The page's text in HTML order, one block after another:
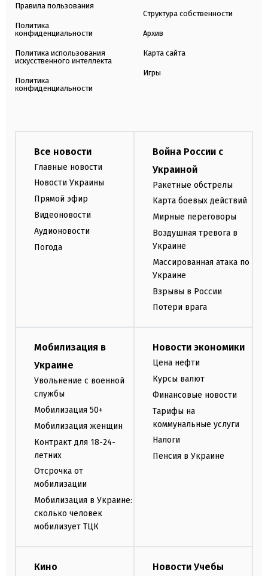
Правила пользования
Политика
конфиденциальности
Политика использования
искусственного интеллекта
Политика
конфиденциальности
Структура собственности
Архив
Карта сайта
Игры
Все новости
Главные новости
Новости Украины
Прямой эфир
Видеоновости
Аудионовости
Погода
Война России с
Украиной
Ракетные обстрелы
Карта боевых действий
Мирные переговоры
Воздушная тревога в
Украине
Массированная атака по
Украине
Взрывы в России
Потери врага
Мобилизация в
Украине
Увольнение с военной
службы
Мобилизация 50+
Мобилизация женщин
Контракт для 18-24-
летних
Отсрочка от
мобилизации
Мобилизация в Украине:
сколько человек
мобилизует ТЦК
Новости экономики
Цена нефти
Курсы валют
Финансовые новости
Тарифы на
коммунальные услуги
Налоги
Пенсия в Украине
Кино Новости Учебы